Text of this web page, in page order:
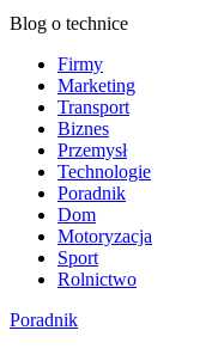
Blog o technice
Firmy
Marketing
Transport
Biznes
Przemysł
Technologie
Poradnik
Dom
Motoryzacja
Sport
Rolnictwo
Poradnik